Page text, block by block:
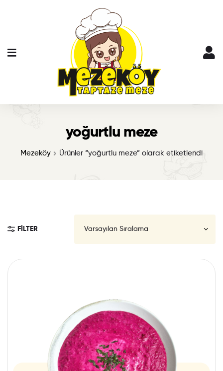
yoğurtlu meze
Mezeköy Ürünler “yoğurtlu meze” olarak etiketlendi
FILTER